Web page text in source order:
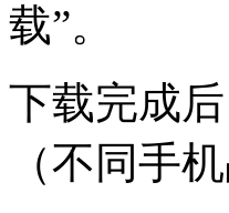
载”。
下载完成
（不同手